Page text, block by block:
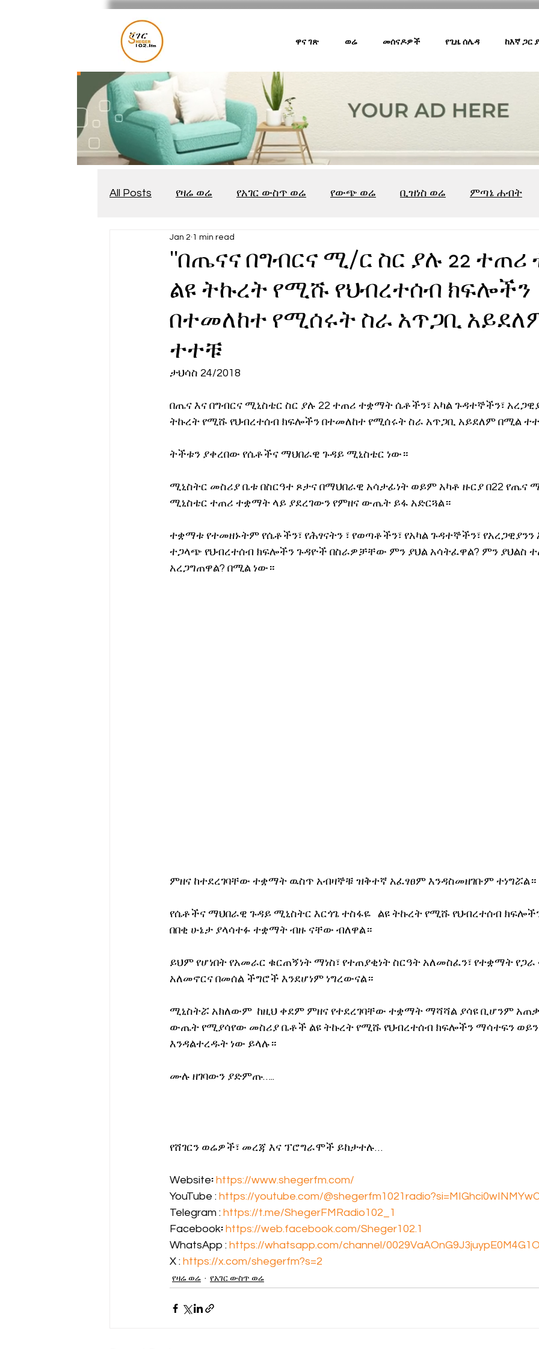
ዋና ገጽ ወሬ መሰናዶዎች የጊዜ ሰሌዳ ከእኛ ጋር
All Posts የዛሬ ወሬ የአገር ውስጥ ወሬ የውጭ ወሬ ቢዝነስ ወሬ ምጣኔ ሐብት
የጨዋታ እንግዳ
የሀኪምዎ መልዕክት ባዮቴክኖሎጂ
''በጤናና በግብርና ሚ/ር ስር ያሉ 22
ልዩ ትኩረት የሚሹ የህብረተሰብ ክፍሎችን
በተመለከተ የሚሰሩት ስራ አጥጋቢ
ተተቹ
Jan 2 1 min read
ታህሳስ 24/2018
በጤና እና በግብርና ሚኒስቴር ስር ያሉ 22 ተጠሪ ተቋማት ሴቶችን፣ አካል ጉዳተኞችን፣
ትኩረት የሚሹ የህብረተሰብ ክፍሎችን በተመለከተ የሚሰሩት ስራ አጥጋቢ አይደለም በሚል
ትችቱን ያቀረበው የሴቶችና ማህበራዊ ጉዳይ ሚኒስቴር ነው።
ሚኒስትር መስሪያ ቤቱ በስርዓተ ጾታና በማህበራዊ አሳታፊነት ወይም አካቶ ዙርያ በ22 የጤና
ሚኒስቴር ተጠሪ ተቋማት ላይ ያደረገውን የምዘና ውጤት ይፋ አድርጓል።
ተቋማቱ የተመዘኑትም የሴቶችን፣ የሕፃናትን ፣ የወጣቶችን፣ የአካል ጉዳተኞችን፣
ተጋላጭ የህብረተሰብ ክፍሎችን ጉዳዮች በስራዎቻቸው ምን ያህል አሳትፈዋል? ምን ያህልስ
አረጋግጠዋል? በሚል ነው።
ምዘና ከተደረገባቸው ተቋማት ዉስጥ አብዛኞቹ ዝቅተኛ አፈፃፀም እንዳስመዘገቡም ተነግሯል።
የሴቶችና ማህበራዊ ጉዳይ ሚኒስትር እርጎጌ ተስፋዬ   ልዩ ትኩረት የሚሹ የህብረተሰብ
በበቂ ሁኔታ ያላሳተፉ ተቋማት ብዙ ናቸው ብለዋል።
ይህም የሆነበት የአመራር ቁርጠኝነት ማነስ፣ የተጠያቂነት ስርዓት አለመስፈን፣ የተቋማት
አለመኖርና በመሰል ችግሮች እንደሆነም ነግረውናል።
ሚኒስትሯ አክለውም  ከዚህ ቀደም ምዘና የተደረገባቸው ተቋማት ማሻሻል ያሳዩ ቢሆንም
ውጤት የሚያሳየው መስሪያ ቤቶች ልዩ ትኩረት የሚሹ የህብረተሰብ ክፍሎችን ማሳተፍን
እንዳልተረዱት ነው ይላሉ።
ሙሉ ዘገባውን ያድምጡ…..
የሸገርን ወሬዎች፣ መረጃ እና ፕሮግራሞች ይከታተሉ…
Website፡ https://www.shegerfm.com/
YouTube : https://youtube.com/
Telegram : https://t.me/ShegerFMRadio102_1
Facebook፡ https://web.facebook.com/Sheger102.1
WhatsApp : https://whatsapp.com/channel/0029VaAOnG9J3juypE0M4G1O
X : https://x.com/shegerfm?s=2
የዛሬ ወሬ የአገር ውስጥ ወሬ